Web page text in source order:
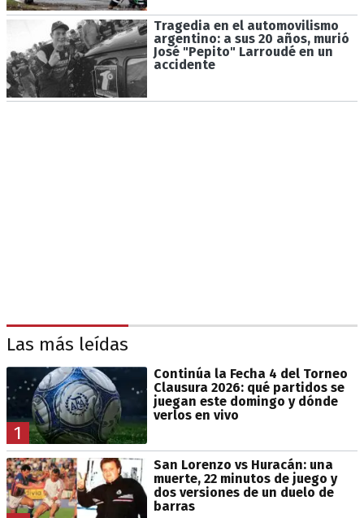
Tragedia en el automovilismo
argentino: a sus 20 años, murió
José "Pepito" Larroudé en un
accidente
Las más leídas
1
Continúa la Fecha 4 del Torneo
Clausura 2026: qué partidos se
juegan este domingo y dónde
verlos en vivo
San Lorenzo vs Huracán: una
muerte, 22 minutos de juego y
dos versiones de un duelo de
barras